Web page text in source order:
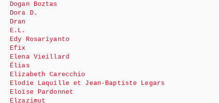
Dogan Boztas
Dora D.
Dran
E.L.
Edy Rosariyanto
Efix
Elena Vieillard
Élias
Elizabeth Carecchio
Elodie Laquille et Jean-Baptiste Legars
Eloïse Pardonnet
Elzazimut